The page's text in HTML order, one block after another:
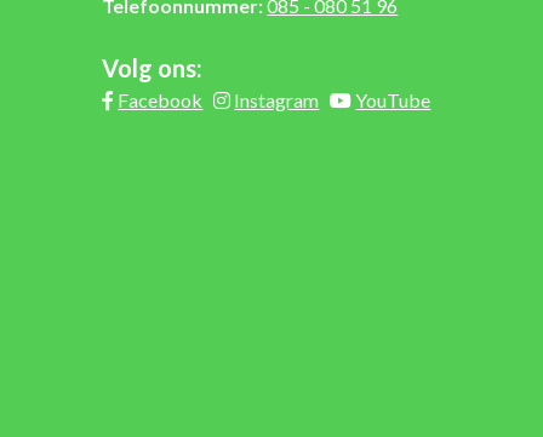
Telefoonnummer:085 - 080 51 96
Volg ons:
Facebook Instagram YouTube